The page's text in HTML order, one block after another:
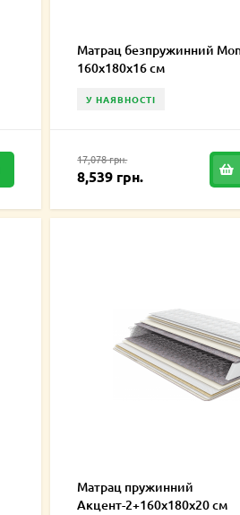
Матрац безпружинний
160х180х16 см
У НАЯВНОСТІ
17,078 грн.
8,539 грн.
Матрац пружинний
Акцент-2+160х180х20 см